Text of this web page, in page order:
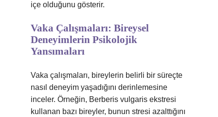
içe olduğunu gösterir.
Vaka Çalışmaları: Bireysel
Deneyimlerin Psikolojik
Yansımaları
Vaka çalışmaları, bireylerin belirli bir süreçte
nasıl deneyim yaşadığını derinlemesine
inceler. Örneğin, Berberis vulgaris ekstresi
kullanan bazı bireyler, bunun stresi azalttığını